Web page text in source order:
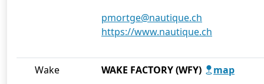
pmortge@nautique.ch
https://www.nautique.ch
Wake WAKE FACTORY (WFY) map